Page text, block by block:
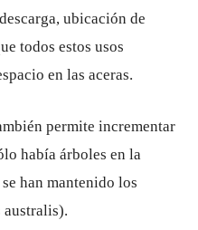
ubicación de
todos estos usos
en las aceras.
permite incrementar
había árboles en la
han mantenido los
australis).